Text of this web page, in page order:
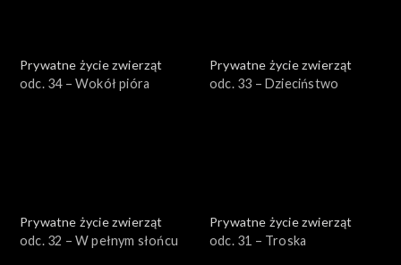
Prywatne życie zwierząt
odc. 34 – Wokół pióra
Prywatne życie zwierząt
odc. 33 – Dzieciństwo
Prywatne życie zwierząt
odc. 32 – W pełnym słońcu
Prywatne życie zwierząt
odc. 31 – Troska